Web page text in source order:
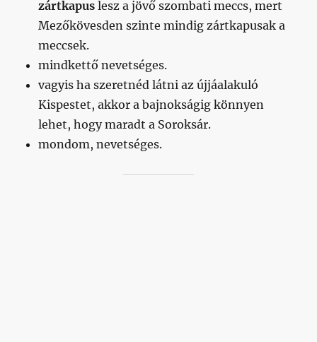
zártkapus lesz a jövő szombati meccs, mert
Mezőkövesden szinte mindig zártkapusak a
meccsek.
mindkettő nevetséges.
vagyis ha szeretnéd látni az újjáalakuló
Kispestet, akkor a bajnokságig könnyen
lehet, hogy maradt a Soroksár.
mondom, nevetséges.